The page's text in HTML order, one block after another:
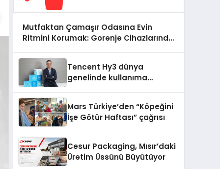
Mutfaktan Çamaşır Odasına Evin
Ritmini Korumak: Gorenje Cihazlarında
Tencent Hy3 dünya
genelinde kullanıma
Mars Türkiye’den “Köpeğini
İşe Götür Haftası” çağrısı
Cesur Packaging, Mısır’daki
Üretim Üssünü Büyütüyor